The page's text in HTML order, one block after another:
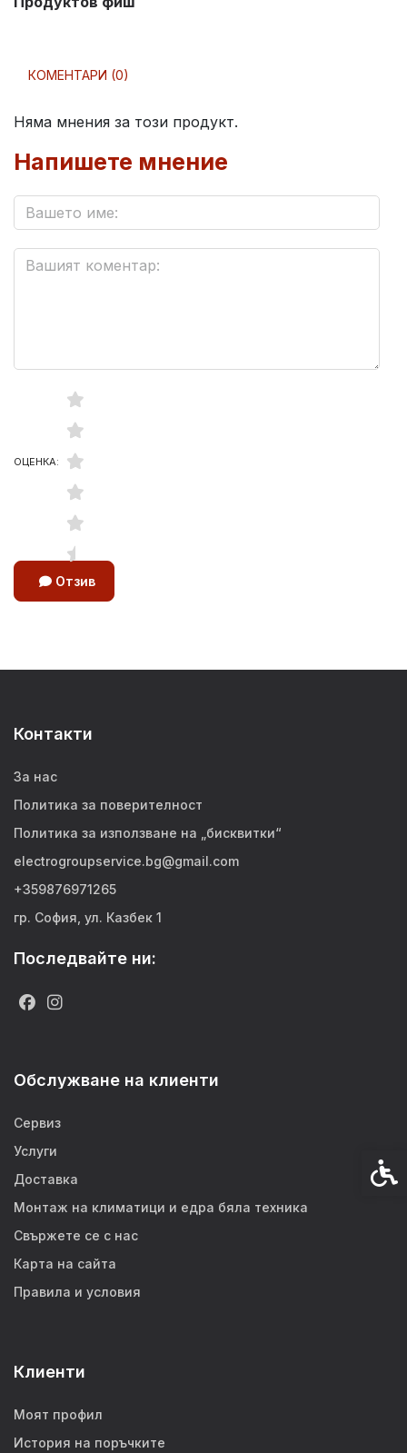
КОМЕНТАРИ (0)
Няма мнения за този продукт.
Напишете мнение
ОЦЕНКА:
Отзив
Контакти
За нас
Политика за поверителност
Политика за използване на „бисквитки“
electrogroupservice.bg@gmail.com
+359876971265
гр. София, ул. Казбек 1
Последвайте ни:
Обслужване на клиенти
Сервиз
Услуги
Доставка
Монтаж на климатици и едра бяла техника
Свържете се с нас
Карта на сайта
Правила и условия
Клиенти
Моят профил
История на поръчките